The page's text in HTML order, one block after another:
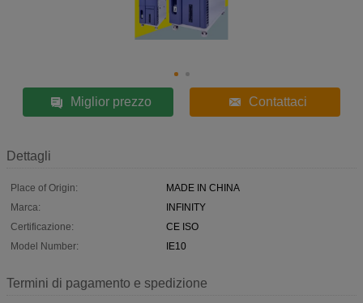
Miglior prezzo Contattaci
Dettagli
Place of Origin:
MADE IN CHINA
Marca:
INFINITY
Certificazione:
CE ISO
Model Number:
IE10
Termini di pagamento e spedizione